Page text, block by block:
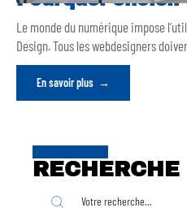
Le monde du numérique impose
Design. Tous les webdesigners
En savoir plus
RECHERCHE